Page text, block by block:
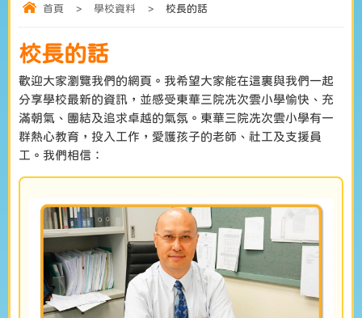
首頁 > 學校資料 > 校長的話
校長的話
歡迎大家瀏覽我們的網頁。我希望大家能在這裏與我們一起
分享學校最新的資訊，並感受東華三院冼次雲小學愉快、充
滿朝氣、團結及追求卓越的氣氛。東華三院冼次雲小學有一
群熱心教育，投入工作，愛護孩子的老師、社工及支援員
工。我們相信：